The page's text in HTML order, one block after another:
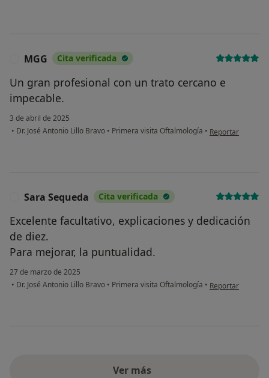
MGG Cita verificada
Un gran profesional con un trato cercano e
impecable.
3 de abril de 2025
• Dr. José Antonio Lillo Bravo • Primera visita Oftalmología • en opinión del
Reportar
Sara Sequeda Cita verificada
Excelente facultativo, explicaciones y dedicación
de diez.
Para mejorar, la puntualidad.
27 de marzo de 2025
• Dr. José Antonio Lillo Bravo • Primera visita Oftalmología • en opinión del
Reportar
Ver más